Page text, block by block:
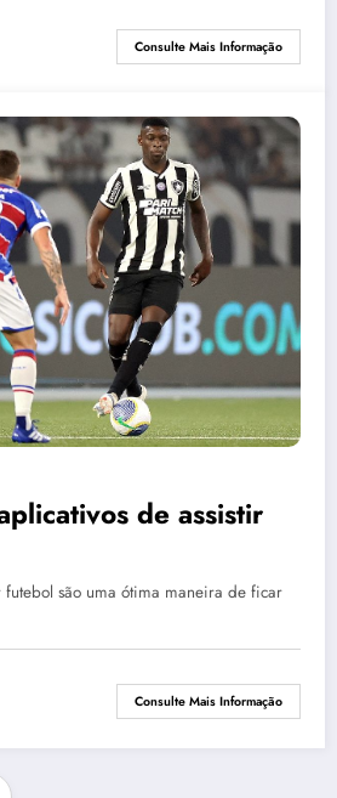
Consulte Mais Informação
de assistir
futebol são uma ótima maneira de ficar
Consulte Mais Informação